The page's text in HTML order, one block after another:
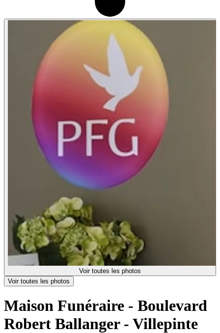
Voir toutes les photos
Voir toutes les photos
Maison Funéraire - Boulevard
Robert Ballanger - Villepinte